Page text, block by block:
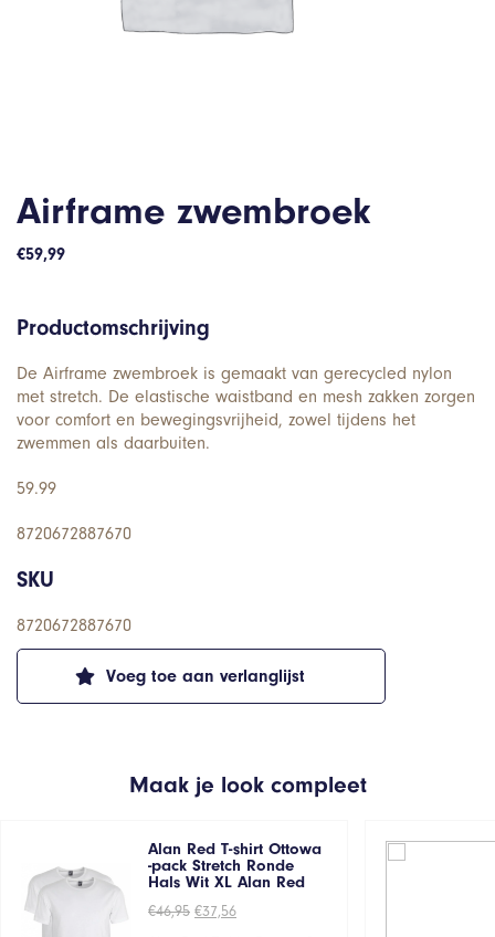
Airframe zwembroek
€59,99
Voeg toe aan verlanglijst
Productomschrijving
De Airframe zwembroek is gemaakt van gerecycled nylon
met stretch. De elastische waistband en mesh zakken zorgen
voor comfort en bewegingsvrijheid, zowel tijdens het
zwemmen als daarbuiten.
59.99
8720672887670
SKU
8720672887670
Maak je look compleet
Alan Red T-shirt Ottowa
-pack Stretch Ronde
Hals Wit XL Alan Red
€46,95 Oorspronkelijke
€37,56Huidige